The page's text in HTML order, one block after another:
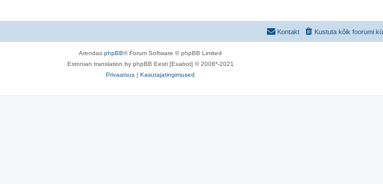
Kustuta kõik foorumi
Kontakt
Arendas phpBB® Forum Software © phpBB Limited
Estonian translation by phpBB Eesti [Exabot] © 2008*-2021
Privaatsus | Kasutajatingimused